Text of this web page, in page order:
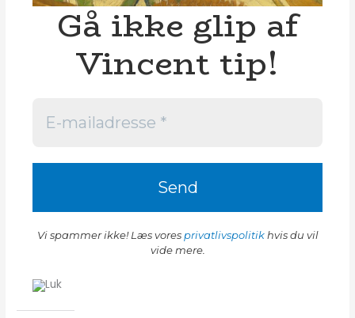
Gå ikke glip af
Vincent tip!
Vi spammer ikke! Læs voresprivatlivspolitikhvis du vil
vide mere.